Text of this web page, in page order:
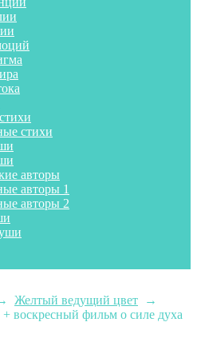
стихи
авторы
авторы 1
авторы 2
Желтый ведущий цвет →
воскресный фильм о силе духа